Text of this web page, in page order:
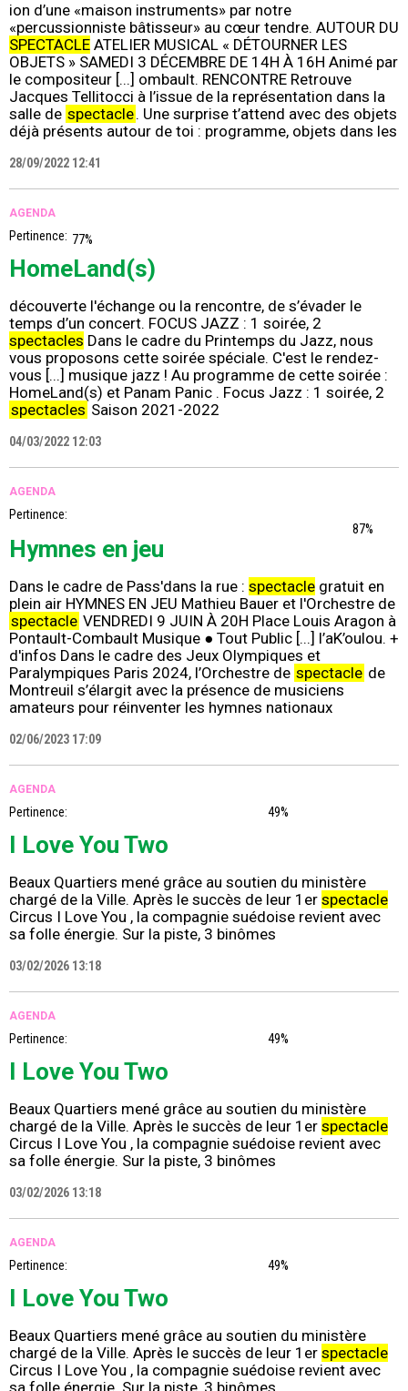
ion d’une «maison instruments» par notre
«percussionniste bâtisseur» au cœur tendre. AUTOUR DU
SPECTACLE ATELIER MUSICAL « DÉTOURNER LES
OBJETS » SAMEDI 3 DÉCEMBRE DE 14H À 16H Animé par
le compositeur [...] ombault. RENCONTRE Retrouve
Jacques Tellitocci à l’issue de la représentation dans la
salle de spectacle. Une surprise t’attend avec des objets
déjà présents autour de toi : programme, objets dans les
28/09/2022 12:41
AGENDA
Pertinence: 77%
HomeLand(s)
découverte l'échange ou la rencontre, de s’évader le
temps d’un concert. FOCUS JAZZ : 1 soirée, 2
spectacles Dans le cadre du Printemps du Jazz, nous
vous proposons cette soirée spéciale. C'est le rendez-
vous [...] musique jazz ! Au programme de cette soirée :
HomeLand(s) et Panam Panic . Focus Jazz : 1 soirée, 2
spectacles Saison 2021-2022
04/03/2022 12:03
AGENDA
Pertinence:
87%
Hymnes en jeu
Dans le cadre de Pass'dans la rue : spectacle gratuit en
plein air HYMNES EN JEU Mathieu Bauer et l'Orchestre de
spectacle VENDREDI 9 JUIN À 20H Place Louis Aragon à
Pontault-Combault Musique ● Tout Public [...] l’aK’oulou. +
d'infos Dans le cadre des Jeux Olympiques et
Paralympiques Paris 2024, l’Orchestre de spectacle de
Montreuil s’élargit avec la présence de musiciens
amateurs pour réinventer les hymnes nationaux
02/06/2023 17:09
AGENDA
Pertinence: 49%
I Love You Two
Beaux Quartiers mené grâce au soutien du ministère
chargé de la Ville. Après le succès de leur 1er spectacle
Circus I Love You , la compagnie suédoise revient avec
sa folle énergie. Sur la piste, 3 binômes
03/02/2026 13:18
AGENDA
Pertinence: 49%
I Love You Two
Beaux Quartiers mené grâce au soutien du ministère
chargé de la Ville. Après le succès de leur 1er spectacle
Circus I Love You , la compagnie suédoise revient avec
sa folle énergie. Sur la piste, 3 binômes
03/02/2026 13:18
AGENDA
Pertinence: 49%
I Love You Two
Beaux Quartiers mené grâce au soutien du ministère
chargé de la Ville. Après le succès de leur 1er spectacle
Circus I Love You , la compagnie suédoise revient avec